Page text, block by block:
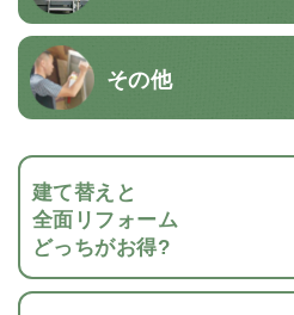
その他
建て替えと
全面リフォーム
どっちがお得?